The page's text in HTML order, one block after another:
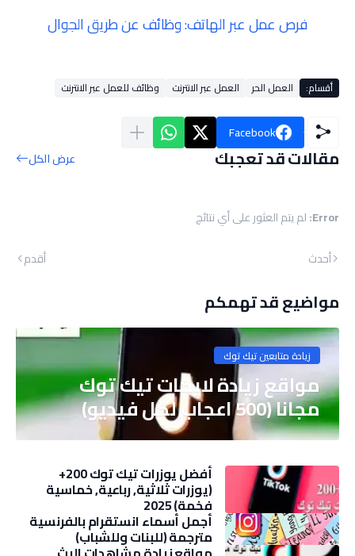
فرص عمل عبر الهاتف: وظائف عن طريق الجوال
أقسام: العمل الحر العمل عبر الانترنت وظائف للعمل عبر الانترنت
Facebook
مقالات قد تعجبك عرض الكل
Error: لم يتم العثور على أي نتائج
أحدث
أقدم
مواضيع قد تهمكم
زيادة متابعين تيك توك
مواقع زيادة لايكات تيك توك
مجانا (500 اعجاب لكل فيديو)
أفضل يوزرات تيك توك 200+
(يوزرات ثلاثية, رباعية, خماسية
فخمة) 2025
أجمل أسماء انستقرام بالفرنسية
مترجمة (للبنات وللشباب)